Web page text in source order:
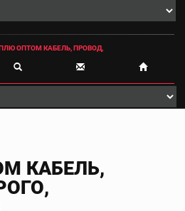
ОПТОМ КАБЕЛЬ, ПРОВОД,
КАБЕЛЬ,